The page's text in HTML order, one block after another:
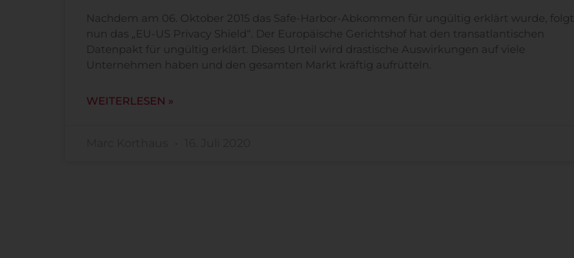
Nachdem am 06. Oktober 2015 das Safe-Harbor-Abkommen für ungültig erklärt wurde, folgt
nun das „EU-US Privacy Shield“. Der Europäische Gerichtshof hat den transatlantischen
Datenpakt für ungültig erklärt. Dieses Urteil wird drastische Auswirkungen auf viele
Unternehmen haben und den gesamten Markt kräftig aufrütteln.
WEITERLESEN »